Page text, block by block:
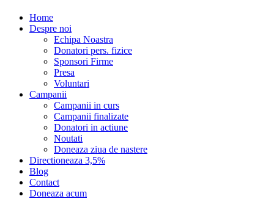
Home
Despre noi
Echipa Noastra
Donatori pers. fizice
Sponsori Firme
Presa
Voluntari
Campanii
Campanii in curs
Campanii finalizate
Donatori in actiune
Noutati
Doneaza ziua de nastere
Directioneaza 3,5%
Blog
Contact
Doneaza acum